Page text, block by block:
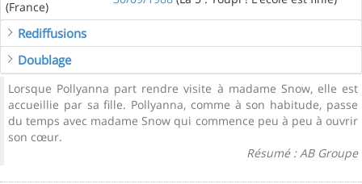
(France)
Rediffusions
Doublage
Lorsque Pollyanna part rendre visite à madame Snow, elle est
accueillie par sa fille. Pollyanna, comme à son habitude, passe
du temps avec madame Snow qui commence peu à peu à ouvrir
son cœur.
Résumé : AB Groupe